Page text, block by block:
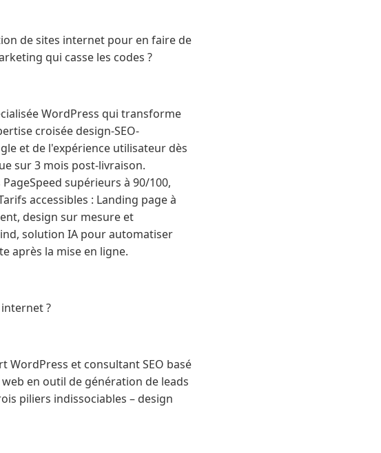
de sites internet pour en faire de
qui casse les codes ?
WordPress qui transforme
croisée design-SEO-
et de l'expérience utilisateur dès
sur 3 mois post-livraison.
supérieurs à 90/100,
accessibles : Landing page à
design sur mesure et
solution IA pour automatiser
après la mise en ligne.
?
WordPress et consultant SEO basé
en outil de génération de leads
piliers indissociables – design